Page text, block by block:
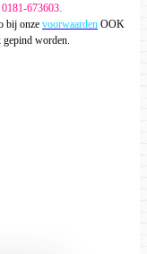
673603.
bij onze voorwaarden OOK
worden.